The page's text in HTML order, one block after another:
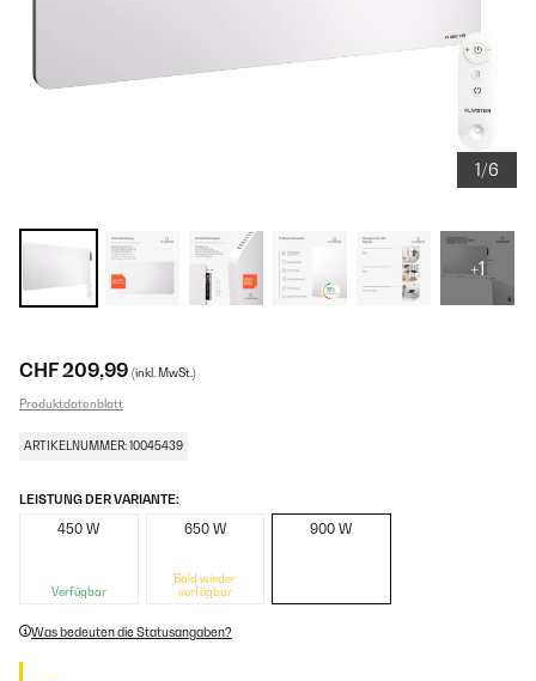
1/6
+1
CHF 209,99 (inkl. MwSt.)
Produktdatenblatt
ARTIKELNUMMER: 10045439
LEISTUNG DER VARIANTE:
450 W
Verfügbar
650 W
Bald wieder
verfügbar
900 W
Was bedeuten die Statusangaben?